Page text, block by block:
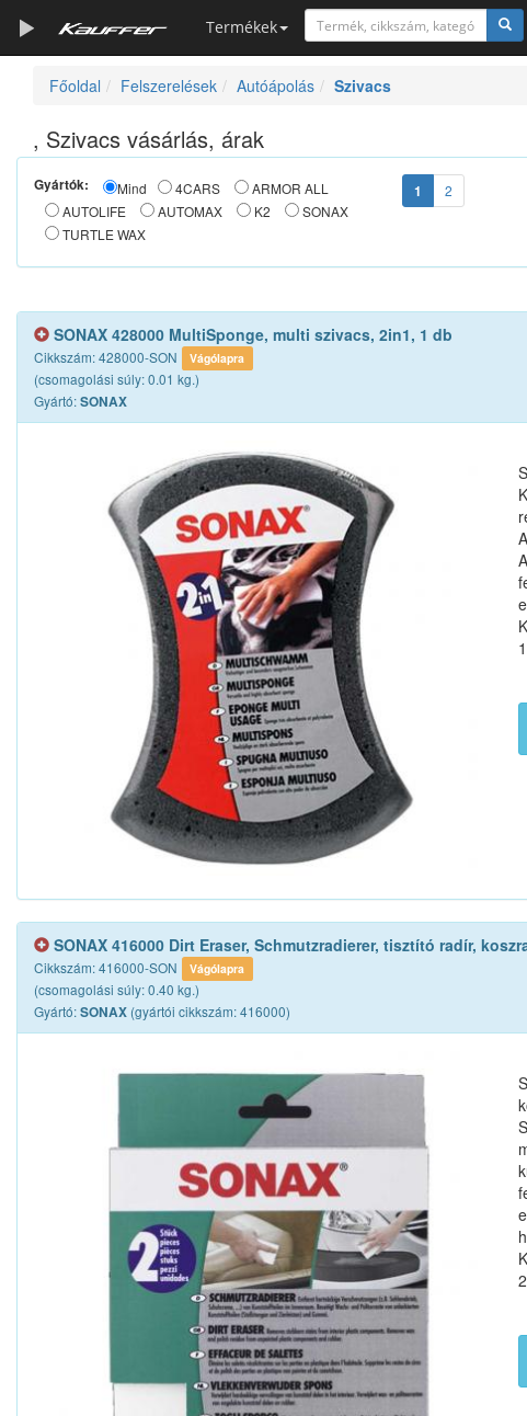
Termékek
Szerszámkatalógus
Kosár
Főoldal Felszerelések Autóápolás Szivacs
, Szivacs vásárlás, árak
Gyártók: Mind 4CARS
ARMOR ALL
AUTOLIFE
AUTOMAX K2
SONAX
TURTLE WAX
1 2
SONAX 428000 MultiSponge, multi szivacs, 2in1, 1 db
Cikkszám: 428000-SON Vágólapra
(csomagolási súly: 0.01 kg.)
Gyártó:SONAX
SONAX 416000 Dirt Eraser, Schmutzradierer, tisztító radír,
Cikkszám: 416000-SON Vágólapra
(csomagolási súly: 0.40 kg.)
Gyártó:SONAX (gyártói cikkszám: 416000)